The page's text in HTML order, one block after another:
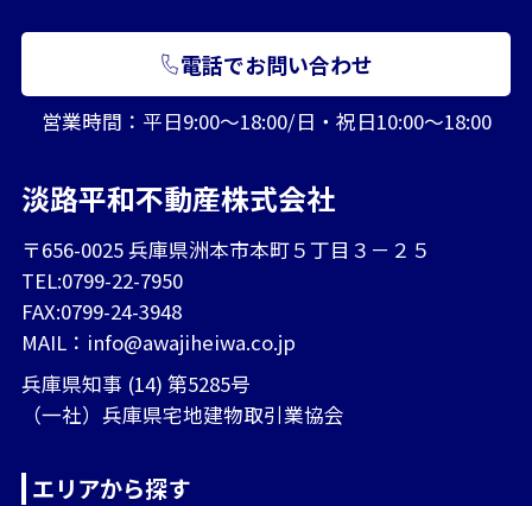
電話でお問い合わせ
営業時間：平日9:00～18:00/日・祝日10:00～18:00
淡路平和不動産株式会社
〒656-0025 兵庫県洲本市本町５丁目３－２５
TEL:0799-22-7950
FAX:0799-24-3948
MAIL： info@awajiheiwa.co.jp
兵庫県知事 (14) 第5285号
（一社）兵庫県宅地建物取引業協会
エリアから探す